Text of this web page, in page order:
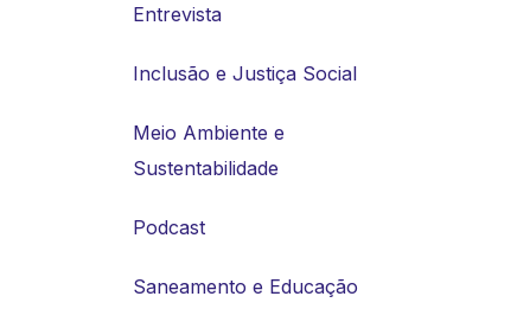
Entrevista
Inclusão e Justiça Social
Meio Ambiente e
Sustentabilidade
Podcast
Saneamento e Educação